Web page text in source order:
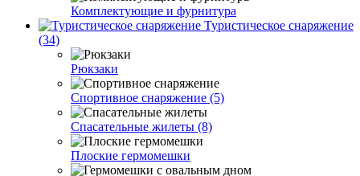
Комплектующие и фурнитура
Туристическое снаряжение
(34)
Рюкзаки
Спортивное снаряжение (5)
Спасательные жилеты (8)
Плоские гермомешки